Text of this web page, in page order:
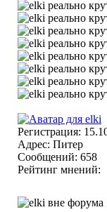
Регистрация:
Адрес: Питер
Сообщений: 658
Рейтинг мнений: